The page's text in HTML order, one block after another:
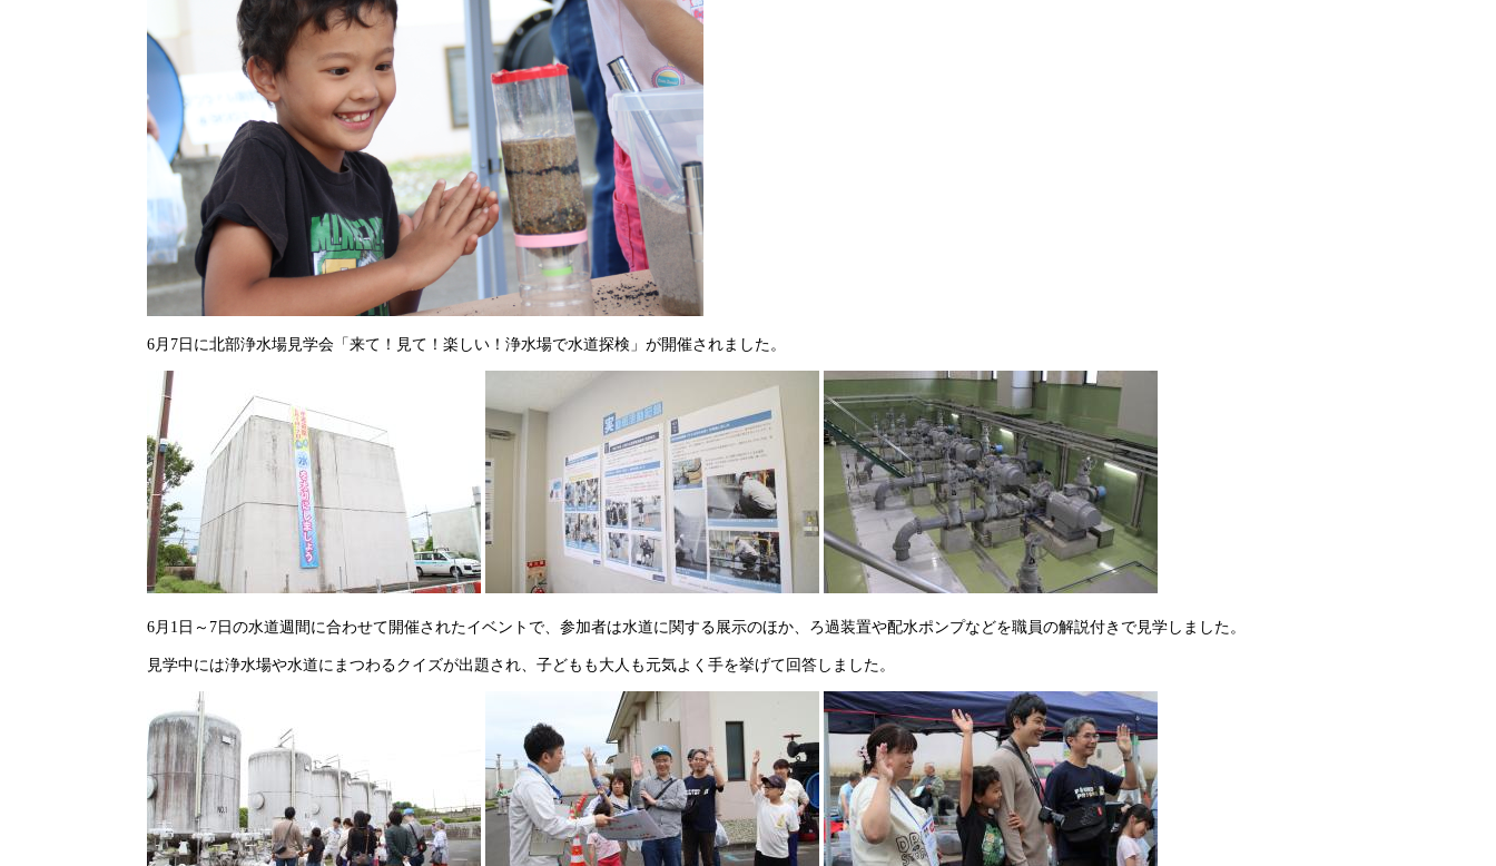
6月7日に北部浄水場見学会「来て！見て！楽しい！浄水場で水道探検」が開催されました。
6月1日～7日の水道週間に合わせて開催されたイベントで、参加者は水道に関する展示のほか、ろ過装置や配水ポンプなどを職員の解説付きで見学しました。
見学中には浄水場や水道にまつわるクイズが出題され、子どもも大人も元気よく手を挙げて回答しました。